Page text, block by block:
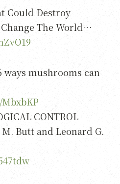
Could Destroy
The World…
ways mushrooms can
CONTROL
M. Butt and Leonard G.